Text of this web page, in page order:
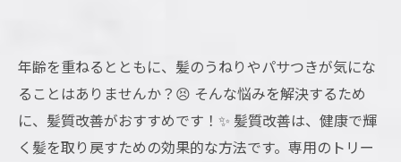
年齢を重ねるとともに、髪のうねりやパサつきが気にな
ることはありませんか？😣 そんな悩みを解決するため
に、髪質改善がおすすめです！✨ 髪質改善は、健康で輝
く髪を取り戻すための効果的な方法です。専用のトリー